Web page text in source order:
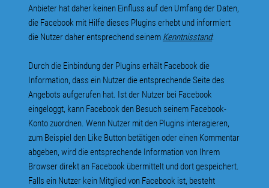
Anbieter hat daher keinen Einfluss auf den Umfang der Daten,
die Facebook mit Hilfe dieses Plugins erhebt und informiert
die Nutzer daher entsprechend seinem Kenntnisstand:
Durch die Einbindung der Plugins erhält Facebook die
Information, dass ein Nutzer die entsprechende Seite des
Angebots aufgerufen hat. Ist der Nutzer bei Facebook
eingeloggt, kann Facebook den Besuch seinem Facebook-
Konto zuordnen. Wenn Nutzer mit den Plugins interagieren,
zum Beispiel den Like Button betätigen oder einen Kommentar
abgeben, wird die entsprechende Information von Ihrem
Browser direkt an Facebook übermittelt und dort gespeichert.
Falls ein Nutzer kein Mitglied von Facebook ist, besteht